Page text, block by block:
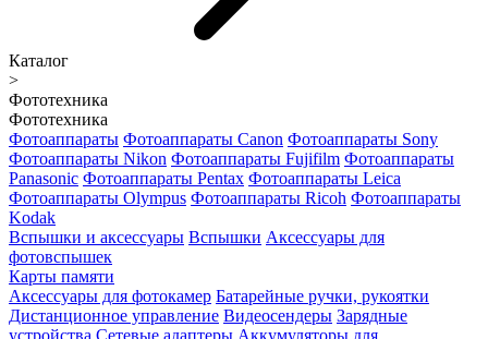
Каталог
>
Фототехника
Фототехника
Фотоаппараты Фотоаппараты Canon Фотоаппараты Sony
Фотоаппараты Nikon Фотоаппараты Fujifilm Фотоаппараты
Panasonic Фотоаппараты Pentax Фотоаппараты Leica
Фотоаппараты Olympus Фотоаппараты Ricoh Фотоаппараты
Kodak
Вспышки и аксессуары Вспышки Аксессуары для
фотовспышек
Карты памяти
Аксессуары для фотокамер Батарейные ручки, рукоятки
Дистанционное управление Видеосендеры Зарядные
устройства Сетевые адаптеры Аккумуляторы для